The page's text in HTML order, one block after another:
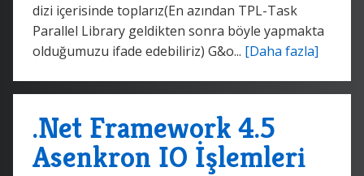
dizi içerisinde toplarız(En azından TPL-Task
Parallel Library geldikten sonra böyle yapmakta
olduğumuzu ifade edebiliriz) G&o... [Daha fazla]
.Net Framework 4.5
Asenkron IO İşlemleri